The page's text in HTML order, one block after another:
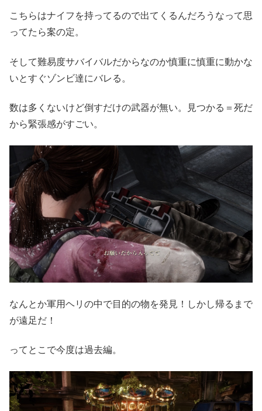
こちらはナイフを持ってるので出てくるんだろうなって思
ってたら案の定。
そして難易度サバイバルだからなのか慎重に慎重に動かな
いとすぐゾンビ達にバレる。
数は多くないけど倒すだけの武器が無い。見つかる＝死だ
から緊張感がすごい。
なんとか軍用ヘリの中で目的の物を発見！しかし帰るまで
が遠足だ！
ってとこで今度は過去編。